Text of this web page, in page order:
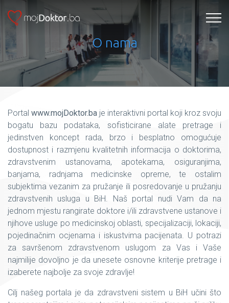
O nama
Portal www.mojDoktor.ba je interaktivni portal koji kroz svoju
bogatu bazu podataka, sofisticirane alate pretrage i
jedinstven koncept rada, brzo i besplatno omogućuje
dostupnost i razmjenu kvalitetnih informacija o doktorima,
zdravstvenim ustanovama, apotekama, osiguranjima,
banjama, radnjama medicinske opreme, te ostalim
subjektima vezanim za pružanje ili posredovanje u pružanju
zdravstvenih usluga u BiH. Naš portal nudi Vam da na
jednom mjestu rangirate doktore i/ili zdravstvene ustanove i
njihove usluge po medicinskoj oblasti, specijalizaciji, lokaciji,
pojedinačnim ocjenama i iskustvima pacijenata. U potrazi
za savršenom zdravstvenom uslugom za Vas i Vaše
najmilije dovoljno je da unesete osnovne kriterije pretrage i
izaberete najbolje za svoje zdravlje!
Cilj našeg portala je da zdravstveni sistem u BiH učini što